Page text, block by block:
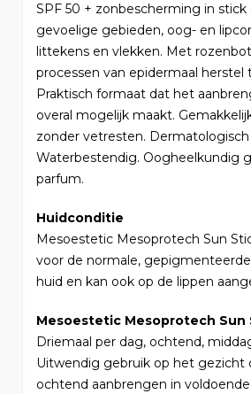
SPF 50 + zonbescherming in
gevoelige gebieden, oog- en
littekens en vlekken. Met
processen van epidermaal herstel
Praktisch formaat dat het
overal mogelijk maakt.
zonder vetresten.
Waterbestendig. Oogheelkundig
parfum.
Huidconditie
Mesoestetic Mesoprotech Sun
voor de normale,
huid en kan ook op de lippen
Mesoestetic Mesoprotech Sun
Driemaal per dag, ochtend,
Uitwendig gebruik op het gezicht
ochtend aanbrengen in